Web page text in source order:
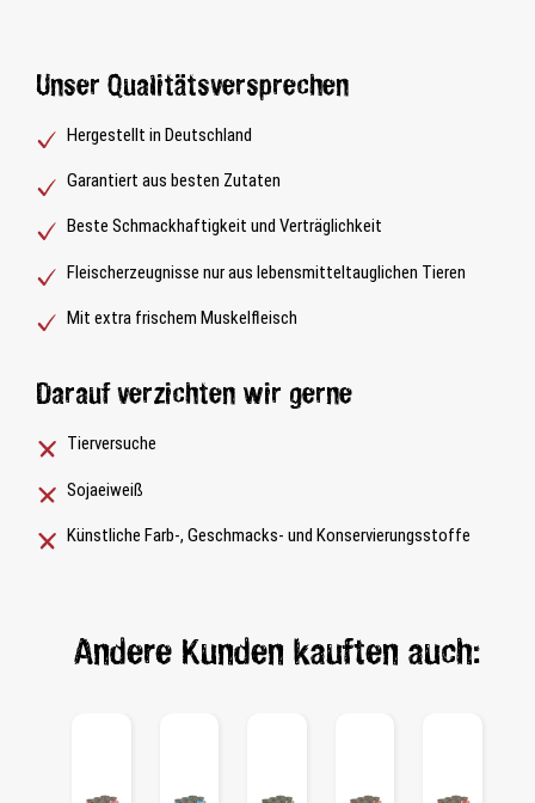
Unser Qualitätsversprechen
Hergestellt in Deutschland
Garantiert aus besten Zutaten
Beste Schmackhaftigkeit und Verträglichkeit
Fleischerzeugnisse nur aus lebensmitteltauglichen Tieren
Mit extra frischem Muskelfleisch
Darauf verzichten wir gerne
Tierversuche
Sojaeiweiß
Künstliche Farb-, Geschmacks- und Konservierungsstoffe
Andere Kunden kauften auch: